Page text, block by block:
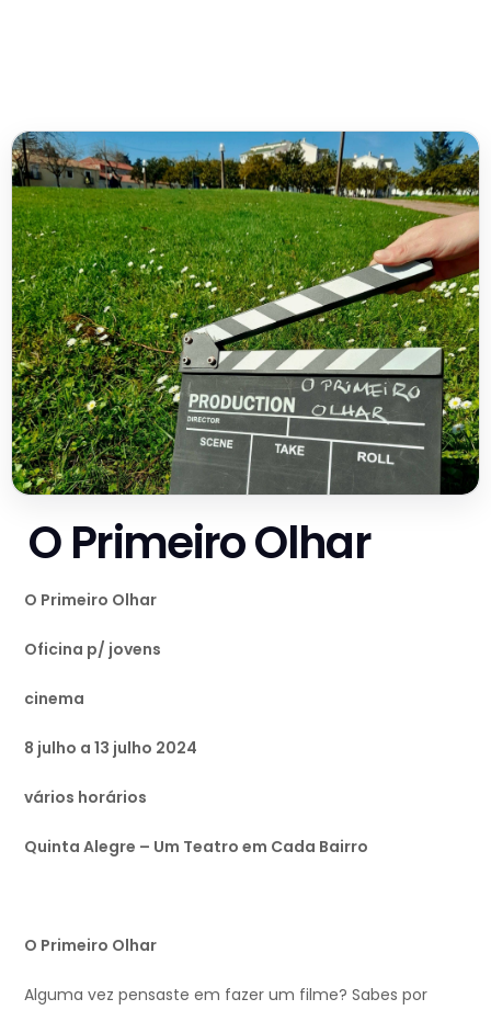
O Primeiro Olhar
O Primeiro Olhar
Oficina p/ jovens
cinema
8 julho a 13 julho 2024
vários horários
Quinta Alegre – Um Teatro em Cada Bairro
O Primeiro Olhar
Alguma vez pensaste em fazer um filme? Sabes por